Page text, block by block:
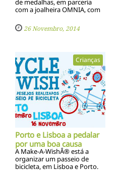
de medalhas, em parceria
com a joalheira OMNIA, com
infância, no âmbito da
comemoração do seu 50º
26 Novembro, 2014
Crianças
Porto e Lisboa a pedalar
por uma boa causa
A Make-A-WishÂ® está a
organizar um passeio de
bicicleta, em Lisboa e Porto.